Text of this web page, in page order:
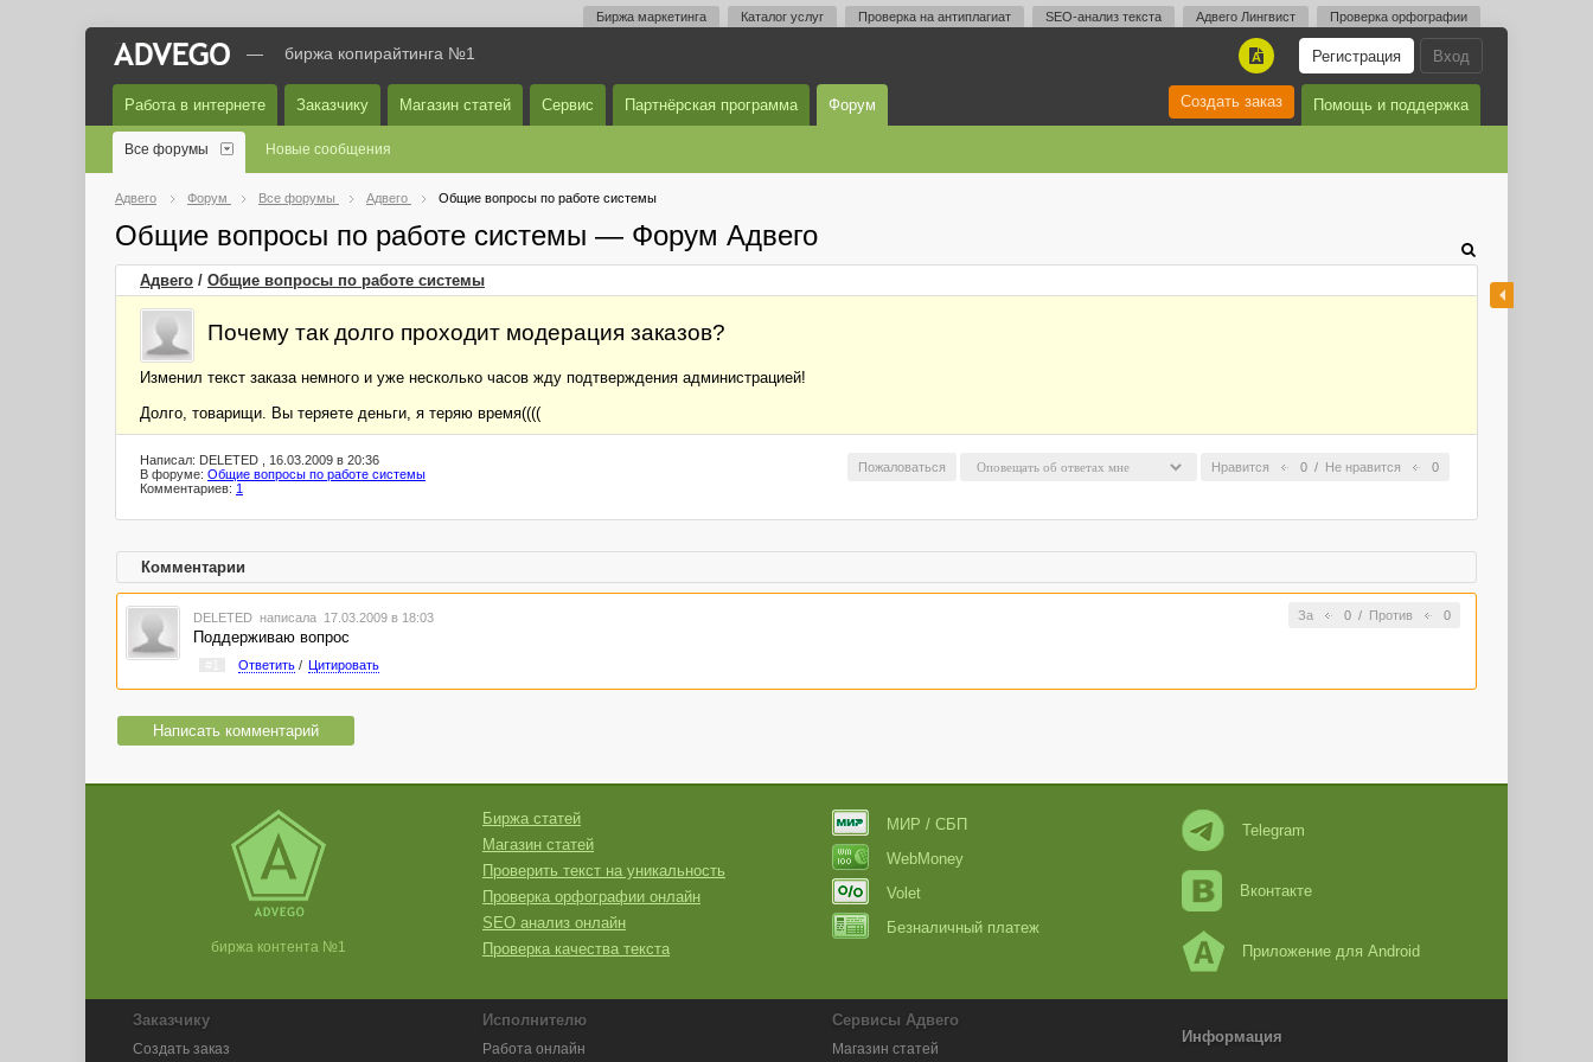
Биржа маркетинга Каталог услуг Проверка на антиплагиат SEO-анализ текста Адвего Лингвист Проверка орфографии
Вход
Регистрация
A
— биржа копирайтинга №1
Работа в интернете Заказчику Магазин статей Сервис Партнёрская программа Форум Помощь и поддержка
Создать заказ
Все форумы Новые сообщения
Адвего Форум Все форумы Адвего Общие вопросы по работе системы
Общие вопросы по работе системы — Форум Адвего
Адвего / Общие вопросы по работе системы
Почему так долго проходит модерация заказов?
Изменил текст заказа немного и уже несколько часов жду подтверждения администрацией!
Долго, товарищи. Вы теряете деньги, я теряю время((((
Нравится 0 / Не нравится 0
Пожаловаться
Написал: DELETED , 16.03.2009 в 20:36
В форуме: Общие вопросы по работе системы
Комментариев: 1
Комментарии
За 0/ Против 0
DELETED написала 17.03.2009 в 18:03
Поддерживаю вопрос
Ответить/ Цитировать
Написать комментарий
биржа контента №1
Биржа статей
Магазин статей
Проверить текст на уникальность
Проверка орфографии онлайн
SEO анализ онлайн
Проверка качества текста
МИР / СБП
WebMoney
Volet
Безналичный платеж
Telegram
Вконтакте
Приложение для Android
Заказчику
Создать заказ
Исполнителю
Работа онлайн
Сервисы Адвего
Магазин статей
Информация